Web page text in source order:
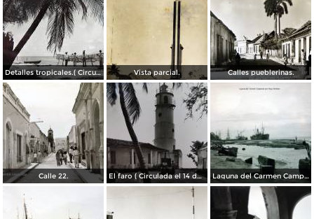
Detalles tropicales.( Circulada el 11 de Octubre de 1944 ). Vista parcial. Calles pueblerinas.
Calle 22. El faro ( Circulada el 14 de Septiembre de 1950 ). Laguna del Carmen Campeche por el Fotógrafo Hugo Brehme.